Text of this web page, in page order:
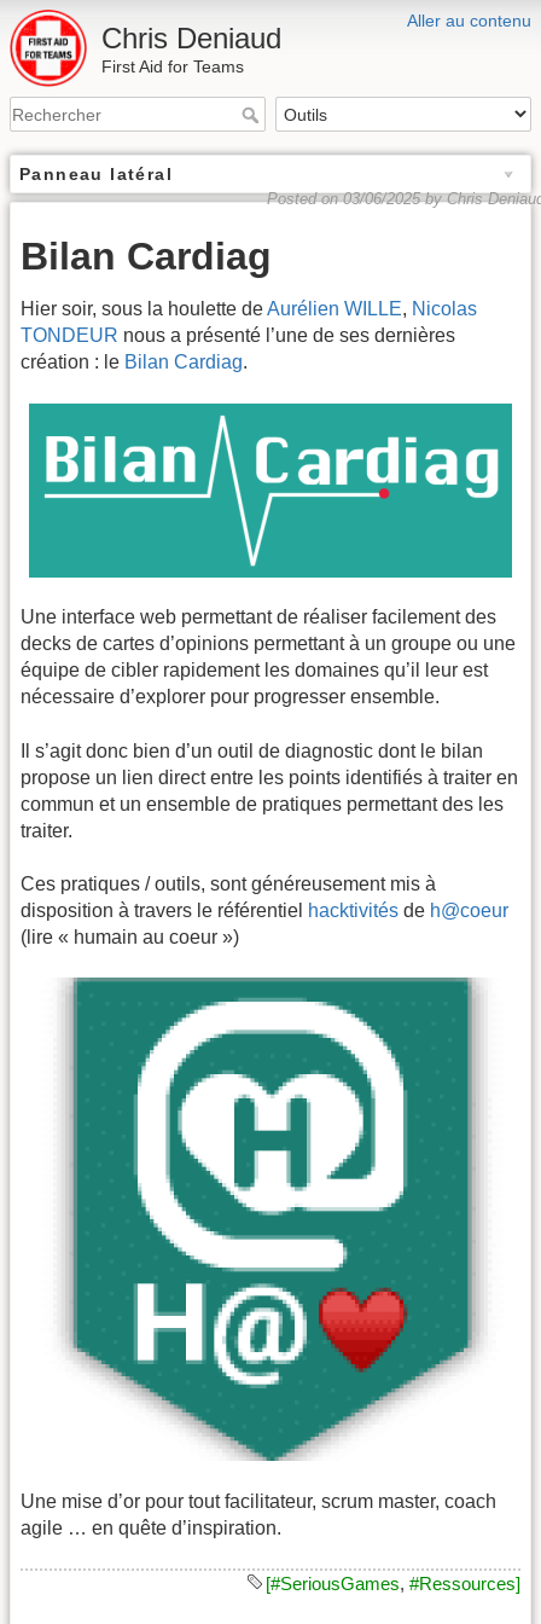
Aller au contenu
Chris Deniaud
First Aid for Teams
Panneau latéral
Posted on 03/06/2025 by Chris
Bilan Cardiag
Hier soir, sous la houlette deAurélien WILLE, Nicolas
TONDEUR nous a présenté l’une de ses dernières
création : le Bilan Cardiag.
Une interface web permettant de réaliser facilement des
decks de cartes d’opinions permettant à un groupe ou une
équipe de cibler rapidement les domaines qu’il leur est
nécessaire d’explorer pour progresser ensemble.
Il s’agit donc bien d’un outil de diagnostic dont le bilan
propose un lien direct entre les points identifiés à traiter en
commun et un ensemble de pratiques permettant des les
traiter.
Ces pratiques / outils, sont généreusement mis à
disposition à travers le référentiel hacktivités de h@coeur
(lire « humain au coeur »)
Une mise d’or pour tout facilitateur, scrum master, coach
agile … en quête d’inspiration.
[#SeriousGames, #Ressources]